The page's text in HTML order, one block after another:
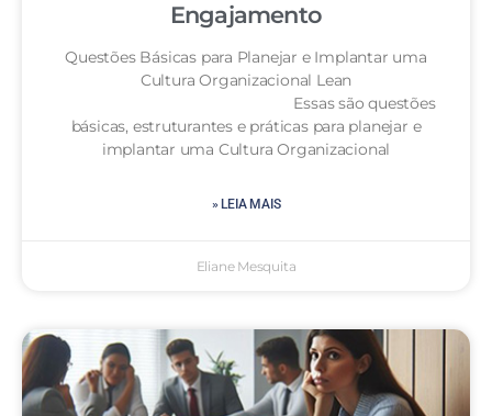
Engajamento
Questões Básicas para Planejar e Implantar uma
Cultura Organizacional Lean
Essas são questões
básicas, estruturantes e práticas para planejar e
implantar uma Cultura Organizacional
» LEIA MAIS
Eliane Mesquita